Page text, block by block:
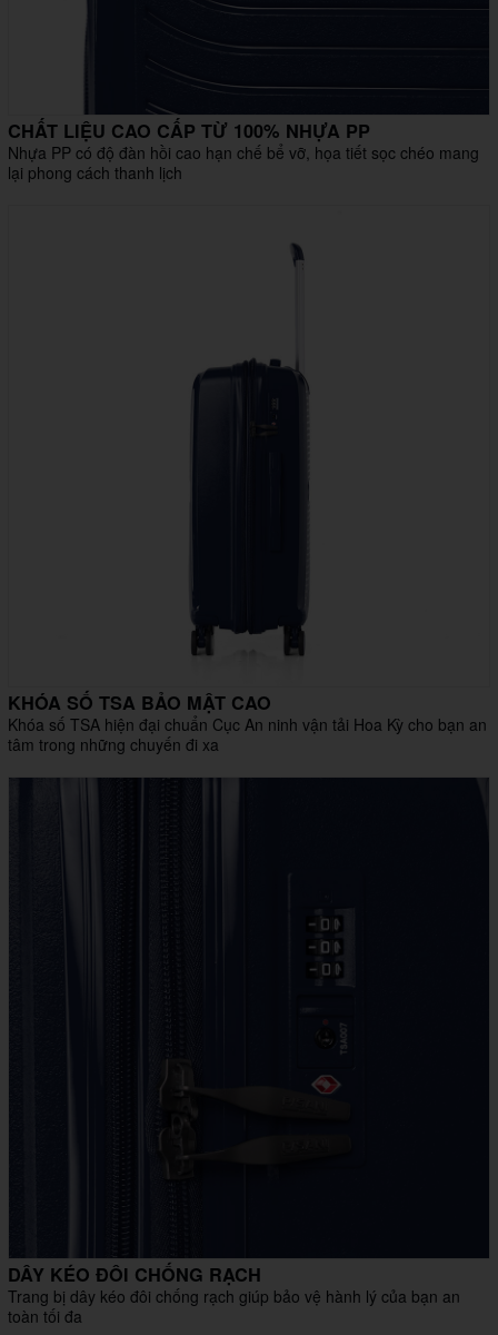
CHẤT LIỆU CAO CẤP TỪ 100% NHỰA PP
Nhựa PP có độ đàn hồi cao hạn chế bể vỡ, họa tiết sọc chéo mang
lại phong cách thanh lịch
KHÓA SỐ TSA BẢO MẬT CAO
Khóa số TSA hiện đại chuẩn Cục An ninh vận tải Hoa Kỳ cho bạn an
tâm trong những chuyến đi xa
DÂY KÉO ĐÔI CHỐNG RẠCH
Trang bị dây kéo đôi chống rạch giúp bảo vệ hành lý của bạn an
toàn tối đa